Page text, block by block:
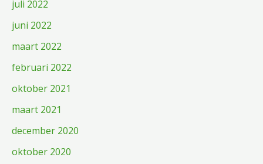
juli 2022
juni 2022
maart 2022
februari 2022
oktober 2021
maart 2021
december 2020
oktober 2020